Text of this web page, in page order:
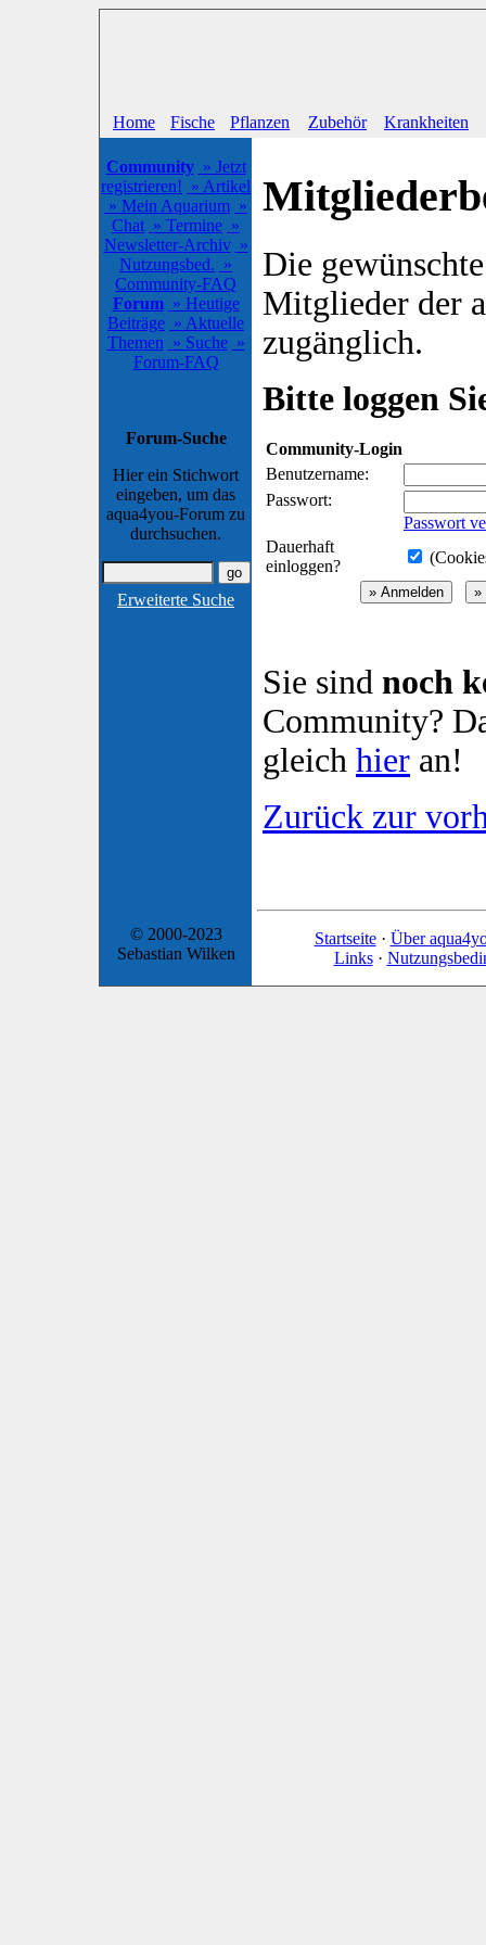
Home Fische Pflanzen Zubehör Krankheiten
Community » Jetzt
registrieren! » Artikel
» Mein Aquarium »
Chat » Termine »
Newsletter-Archiv »
Nutzungsbed. »
Community-FAQ
Forum » Heutige
Beiträge » Aktuelle
Themen » Suche »
Forum-FAQ
Forum-Suche
Hier ein Stichwort
eingeben, um das
aqua4you-Forum zu
durchsuchen.
Erweiterte Suche
Die
Mitglieder der
zugänglich.
Bitte loggen
Community-Login
Benutzername:
Passwort:
Passwort
Dauerhaft
einloggen?
Sie sind noch
Community?
gleich hier an!
Zurück zur
© 2000-2023
Sebastian Wilken
Startseite· Über
Links·